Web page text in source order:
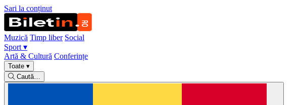
Sari la conținut
Muzică Timp liber Social
Sport ▾
Artă & Cultură Conferințe
Toate ▾
Caută…